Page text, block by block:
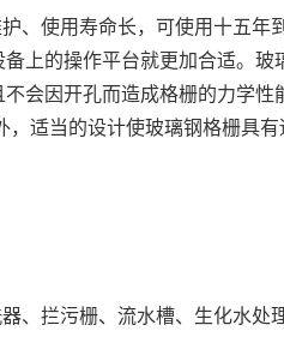
使用寿命长，可使用十五年
上的操作平台就更加合适。
会因开孔而造成格栅的力学
适当的设计使玻璃钢格栅具
拦污栅、流水槽、生化水处